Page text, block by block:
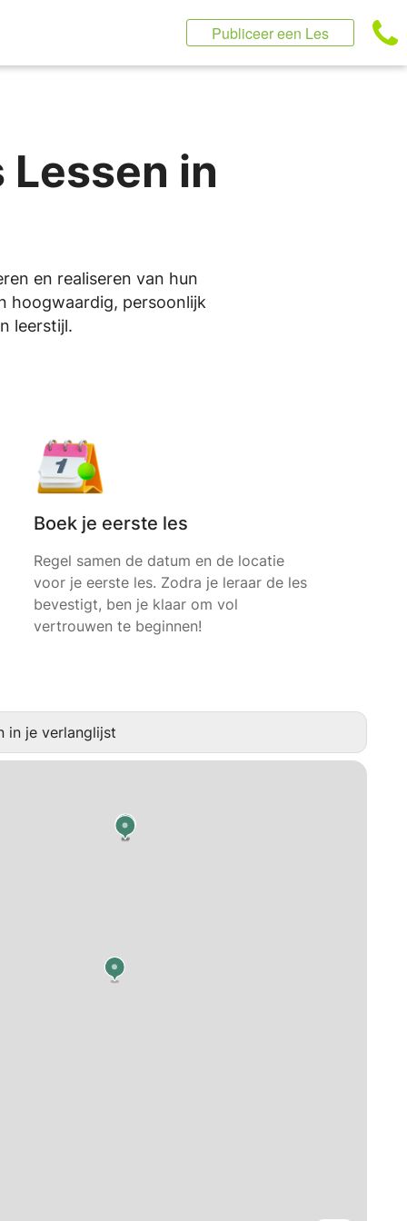
Publiceer een Les
in
en realiseren van hun
hoogwaardig, persoonlijk
leerstijl.
Boek je eerste les
Regel samen de datum en de locatie
voor je eerste les. Zodra je leraar de les
bevestigt, ben je klaar om vol
vertrouwen te beginnen!
in je verlanglijst